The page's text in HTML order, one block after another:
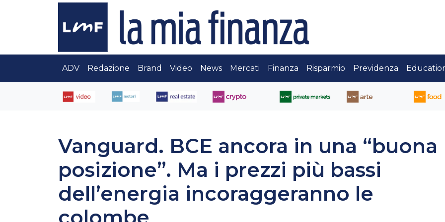
ADV Redazione Brand Video News Mercati Finanza Risparmio Previdenza
Vanguard. BCE ancora in una “buona
posizione”. Ma i prezzi più bassi
dell’energia incoraggeranno le